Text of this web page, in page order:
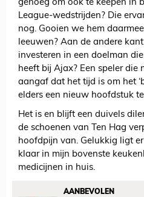
genoeg om ook te keepen in
League-wedstrijden? Die
nog. Gooien we hem
leeuwen? Aan de andere
investeren in een doelman
heeft bij Ajax? Een speler
aangaf dat het tijd is om het
elders een nieuw hoofdstuk
Het is en blijft een duivels
de schoenen van Ten Hag
hoofdpijn van. Gelukkig ligt
klaar in mijn bovenste
medicijnen in huis.
AANBEVOLEN